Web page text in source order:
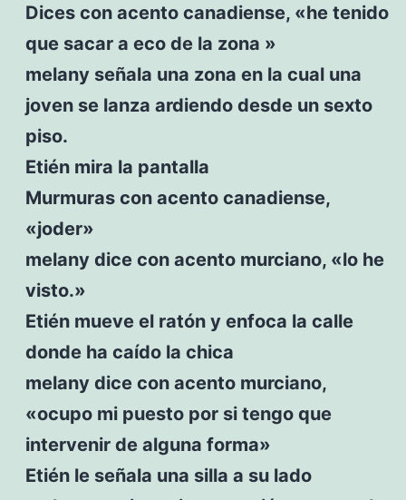
Dices con acento canadiense, «he tenido
que sacar a eco de la zona »
melany señala una zona en la cual una
joven se lanza ardiendo desde un sexto
piso.
Etién mira la pantalla
Murmuras con acento canadiense,
«joder»
melany dice con acento murciano, «lo he
visto.»
Etién mueve el ratón y enfoca la calle
donde ha caído la chica
melany dice con acento murciano,
«ocupo mi puesto por si tengo que
intervenir de alguna forma»
Etién le señala una silla a su lado